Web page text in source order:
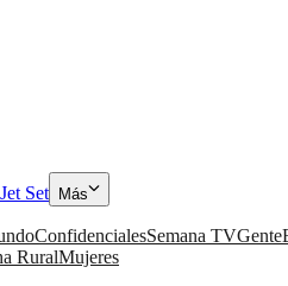
Jet Set Más
ConfidencialesSemana TVGente
RuralMujeres